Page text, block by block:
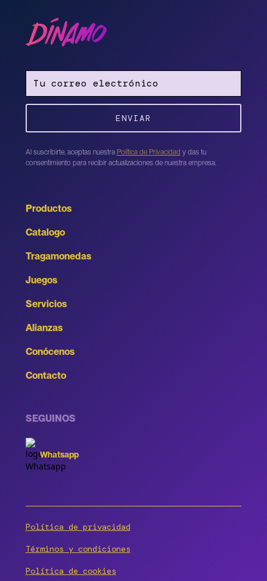
Al suscribirte, aceptas nuestra Política de Privacidad y das tu
consentimiento para recibir actualizaciones de nuestra empresa.
Productos
Catalogo
Tragamonedas
Juegos
Servicios
Alianzas
Conócenos
Contacto
SEGUINOS
Whatsapp
Política de privacidad
Términos y condiciones
Política de cookies